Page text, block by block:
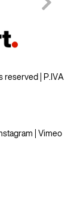
reserved | P.IVA
Vimeo